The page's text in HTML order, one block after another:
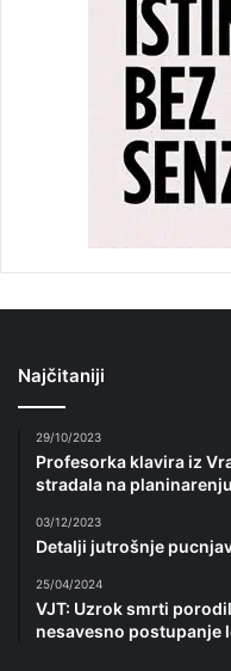
Najčitaniji
29/10/2023
Profesorka klavira iz
stradala na planinarenju
03/12/2023
Detalji jutrošnje
25/04/2024
VJT: Uzrok smrti
nesavesno postupanje